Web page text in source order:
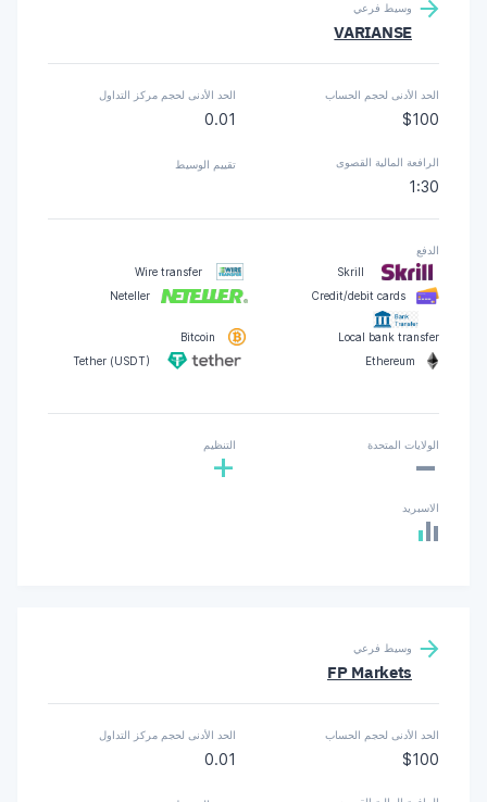
وسيط فرعي
VARIANSE
الحد الأدنى لحجم الحساب
$100
الحد الأدنى لحجم مركز التداول
0.01
الرافعة المالية القصوى
1:30
تقييم الوسيط
الدفع
Skrill
Wire transfer
Credit/debit cards
Neteller
Local bank transfer
Bitcoin
Ethereum
Tether (USDT)
الولايات المتحدة
- التنظيم
+
الاسبريد
وسيط فرعي
FP Markets
الحد الأدنى لحجم الحساب
$100
الحد الأدنى لحجم مركز التداول
0.01